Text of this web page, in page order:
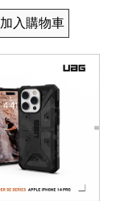
加入購物車